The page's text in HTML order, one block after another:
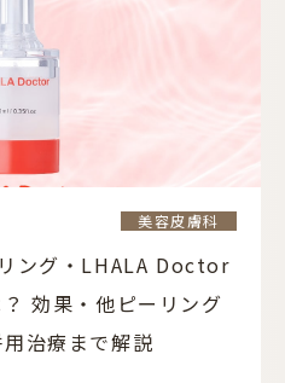
美容皮膚科
ング・LHALA Doctor
？ 効果・他ピーリング
治療まで解説